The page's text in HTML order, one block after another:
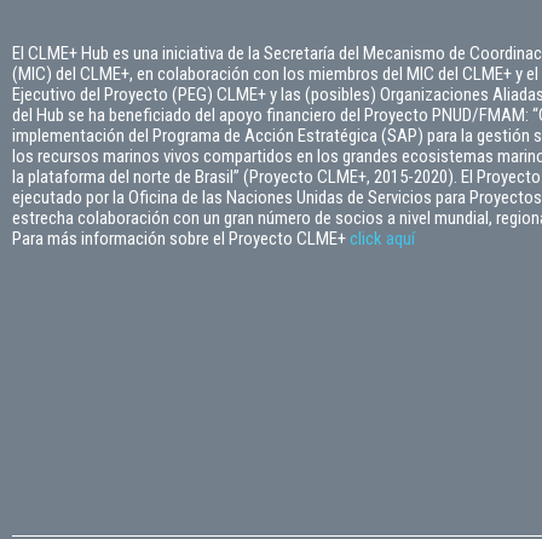
El CLME+ Hub es una iniciativa de la Secretaría del Mecanismo de
(MIC) del CLME+, en colaboración con los miembros del MIC del CLME+ y el
Ejecutivo del Proyecto (PEG) CLME+ y las (posibles) Organizaciones
del Hub se ha beneficiado del apoyo financiero del Proyecto PNUD/FMAM:
implementación del Programa de Acción Estratégica (SAP) para la gestión
los recursos marinos vivos compartidos en los grandes ecosistemas
la plataforma del norte de Brasil” (Proyecto CLME+, 2015-2020). El
ejecutado por la Oficina de las Naciones Unidas de Servicios para
estrecha colaboración con un gran número de socios a nivel mundial,
Para más información sobre el Proyecto CLME+ click aquí